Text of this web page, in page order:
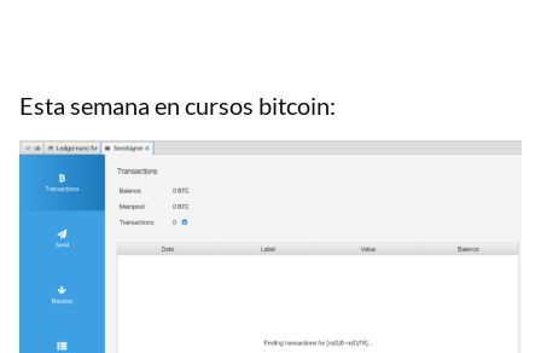
Esta semana en cursos bitcoin: